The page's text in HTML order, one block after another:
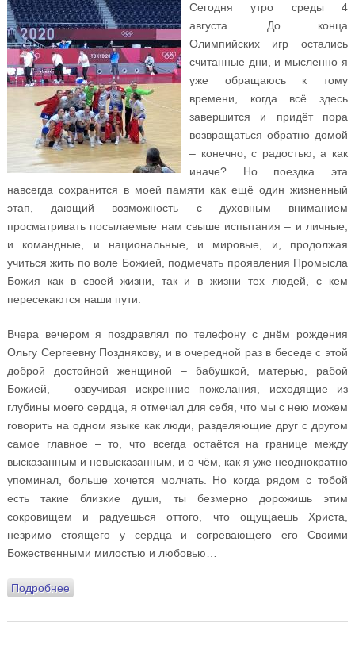
Сегодня утро среды 4
августа. До конца
Олимпийских игр остались
считанные дни, и мысленно я
уже обращаюсь к тому
времени, когда всё здесь
завершится и придёт пора
возвращаться обратно домой
– конечно, с радостью, а как
иначе? Но поездка эта
навсегда сохранится в моей памяти как ещё один жизненный
этап, дающий возможность с духовным вниманием
просматривать посылаемые нам свыше испытания – и личные,
и командные, и национальные, и мировые, и, продолжая
учиться жить по воле Божией, подмечать проявления Промысла
Божия как в своей жизни, так и в жизни тех людей, с кем
пересекаются наши пути.
Вчера вечером я поздравлял по телефону с днём рождения
Ольгу Сергеевну Позднякову, и в очередной раз в беседе с этой
доброй достойной женщиной – бабушкой, матерью, рабой
Божией, – озвучивая искренние пожелания, исходящие из
глубины моего сердца, я отмечал для себя, что мы с нею можем
говорить на одном языке как люди, разделяющие друг с другом
самое главное – то, что всегда остаётся на границе между
высказанным и невысказанным, и о чём, как я уже неоднократно
упоминал, больше хочется молчать. Но когда рядом с тобой
есть такие близкие души, ты безмерно дорожишь этим
сокровищем и радуешься оттого, что ощущаешь Христа,
незримо стоящего у сердца и согревающего его Своими
Божественными милостью и любовью…
Подробнеео Дневник духовника Олимпийской сборной России.
и сёстры, гандбольная нива, зной дневного пути и